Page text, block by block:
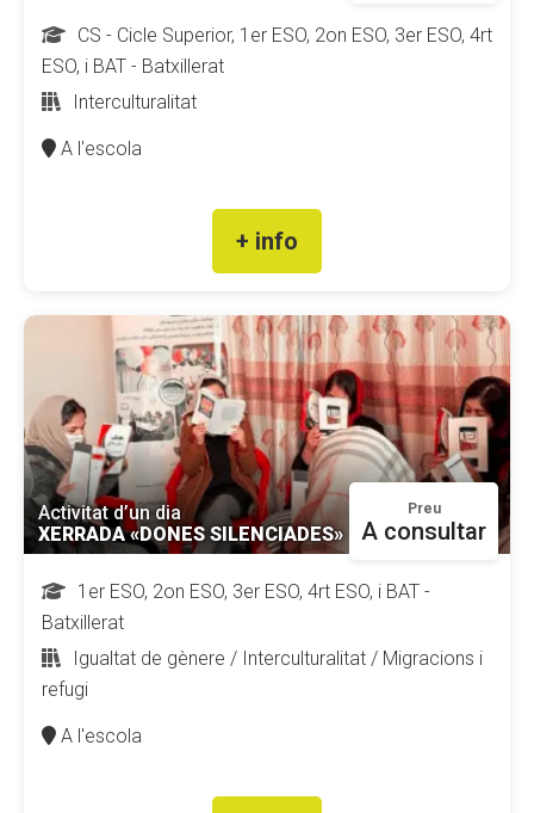
CS - Cicle Superior, 1er ESO, 2on ESO, 3er ESO, 4rt
ESO, i BAT - Batxillerat
Interculturalitat
A l'escola
+ info
Activitat d’un dia
XERRADA «DONES SILENCIADES»
Preu
A consultar
1er ESO, 2on ESO, 3er ESO, 4rt ESO, i BAT -
Batxillerat
Igualtat de gènere / Interculturalitat / Migracions i
refugi
A l'escola